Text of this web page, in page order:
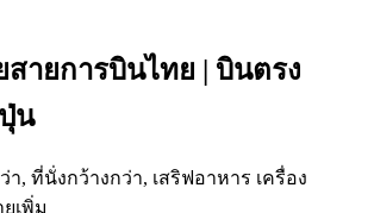
ายการบินไทย | บินตรง
น
า, ที่นั่งกว้างกว่า, เสริฟอาหาร เครื่อง
เพิ่ม